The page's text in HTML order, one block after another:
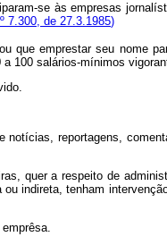
se às empresas
7.300, de 27.3.1985)
emprestar seu nome
100 salários-mínimos
reportagens,
a respeito de
indireta, tenham